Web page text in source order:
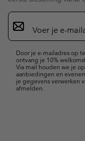
Aanmelden
voor
e-
Door je e-mailadres op
ontvang je 10%
Via mail houden we je
aanbiedingen en
je gegevens verwerken
afmelden.